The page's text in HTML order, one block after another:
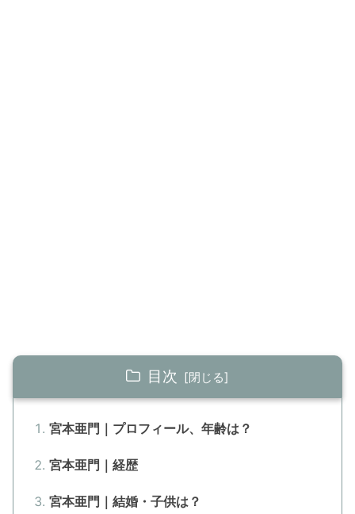
目次
宮本亜門｜プロフィール、年齢は？
宮本亜門｜経歴
宮本亜門｜結婚・子供は？